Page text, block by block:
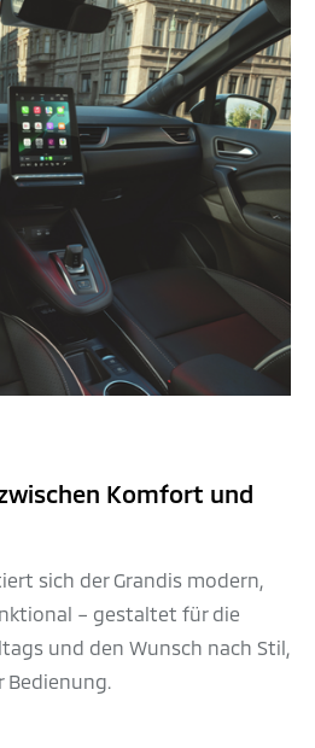
Komfort und
sich der Grandis modern,
– gestaltet für die
und den Wunsch nach Stil,